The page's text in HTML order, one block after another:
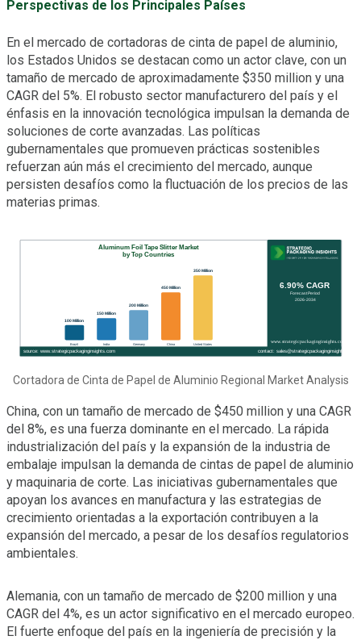
Perspectivas de los Principales Países
En el mercado de cortadoras de cinta de papel de aluminio,
los Estados Unidos se destacan como un actor clave, con un
tamaño de mercado de aproximadamente $350 million y una
CAGR del 5%. El robusto sector manufacturero del país y el
énfasis en la innovación tecnológica impulsan la demanda de
soluciones de corte avanzadas. Las políticas
gubernamentales que promueven prácticas sostenibles
refuerzan aún más el crecimiento del mercado, aunque
persisten desafíos como la fluctuación de los precios de las
materias primas.
Cortadora de Cinta de Papel de Aluminio Regional Market Analysis
China, con un tamaño de mercado de $450 million y una CAGR
del 8%, es una fuerza dominante en el mercado. La rápida
industrialización del país y la expansión de la industria de
embalaje impulsan la demanda de cintas de papel de aluminio
y maquinaria de corte. Las iniciativas gubernamentales que
apoyan los avances en manufactura y las estrategias de
crecimiento orientadas a la exportación contribuyen a la
expansión del mercado, a pesar de los desafíos regulatorios
ambientales.
Alemania, con un tamaño de mercado de $200 million y una
CAGR del 4%, es un actor significativo en el mercado europeo.
El fuerte enfoque del país en la ingeniería de precisión y la